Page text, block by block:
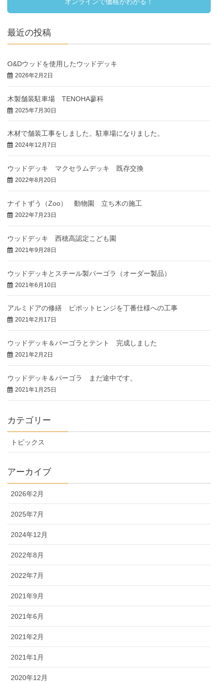
オンラインで価格がわかる！
最近の投稿
O&Dウッドを使用したウッドデッキ
2026年2月2日
木製舗装駐車場 TENOHA蓼科
2025年7月30日
木材で舗装工事をしました。駐車場になりました。
2024年12月7日
ウッドデッキ マクセラムデッキ 既存交換
2022年8月20日
ナイトずう（Zoo） 動物園 立ち木の施工
2022年7月23日
ウッドデッキ 西穂高認定こども園
2021年9月28日
ウッドデッキとスチール製パーゴラ（オーダー製品）
2021年6月10日
アルミドアの修繕 ピポットヒンジを丁番仕様への工事
2021年2月17日
ウッドデッキ＆パーゴラとテント 完成しました
2021年2月2日
ウッドデッキ＆パーゴラ まだ途中です。
2021年1月25日
カテゴリー
トピックス
アーカイブ
2026年2月
2025年7月
2024年12月
2022年8月
2022年7月
2021年9月
2021年6月
2021年2月
2021年1月
2020年12月